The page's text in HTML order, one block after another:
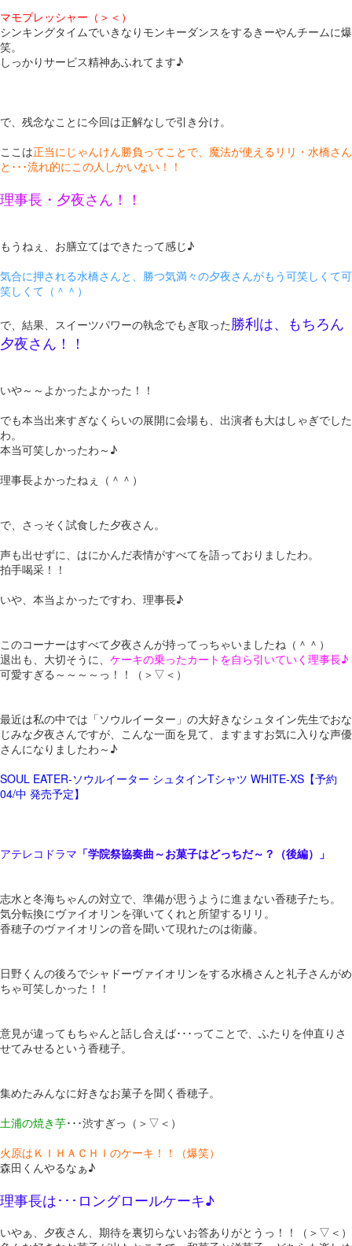
マモプレッシャー（＞＜）
シンキングタイムでいきなりモンキーダンスをするきーやんチームに爆
笑。
しっかりサービス精神あふれてます♪
で、残念なことに今回は正解なしで引き分け。
ここは正当にじゃんけん勝負ってことで、魔法が使えるリリ・水橋さん
と･･･流れ的にこの人しかいない！！
理事長・夕夜さん！！
もうねぇ、お膳立てはできたって感じ♪
気合に押される水橋さんと、勝つ気満々の夕夜さんがもう可笑しくて可
笑しくて（＾＾）
で、結果、スイーツパワーの執念でもぎ取った 勝利は、もちろん
夕夜さん！！
いや～～よかったよかった！！
でも本当出来すぎなくらいの展開に会場も、出演者も大はしゃぎでした
わ。
本当可笑しかったわ～♪
理事長よかったねぇ（＾＾）
で、さっそく試食した夕夜さん。
声も出せずに、はにかんだ表情がすべてを語っておりましたわ。
拍手喝采！！
いや、本当よかったですわ、理事長♪
このコーナーはすべて夕夜さんが持ってっちゃいましたね（＾＾）
退出も、大切そうに、 ケーキの乗ったカートを自ら引いていく理事長♪
可愛すぎる～～～～っ！！（＞▽＜）
最近は私の中では「ソウルイーター」の大好きなシュタイン先生でおな
じみな夕夜さんですが、こんな一面を見て、ますますお気に入りな声優
さんになりましたわ～♪
SOUL EATER-ソウルイーター シュタインTシャツ WHITE-XS【予約
04/中 発売予定】
アテレコドラマ 「学院祭協奏曲～お菓子はどっちだ～？（後編）」
志水と冬海ちゃんの対立で、準備が思うように進まない香穂子たち。
気分転換にヴァイオリンを弾いてくれと所望するリリ。
香穂子のヴァイオリンの音を聞いて現れたのは衛藤。
日野くんの後ろでシャドーヴァイオリンをする水橋さんと礼子さんがめ
ちゃ可笑しかった！！
意見が違ってもちゃんと話し合えば･･･ってことで、ふたりを仲直りさ
せてみせるという香穂子。
集めたみんなに好きなお菓子を聞く香穂子。
土浦の焼き芋･･･渋すぎっ（＞▽＜）
火原はＫＩＨＡＣＨＩのケーキ！！（爆笑）
森田くんやるなぁ♪
理事長は･･･ロングロールケーキ♪
いやぁ、夕夜さん、期待を裏切らないお答ありがとうっ！！（＞▽＜）